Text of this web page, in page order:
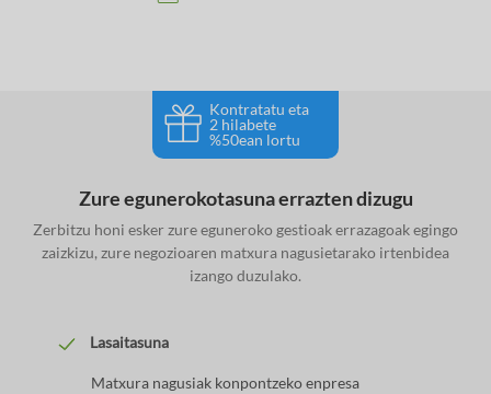
Kontratatu eta
2 hilabete
%50ean lortu
Zure egunerokotasuna errazten dizugu
Zerbitzu honi esker zure eguneroko gestioak errazagoak egingo
zaizkizu, zure negozioaren matxura nagusietarako irtenbidea
izango duzulako.
Lasaitasuna
Matxura nagusiak konpontzeko enpresa